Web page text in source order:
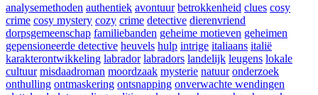
analysemethoden authentiek avontuur betrokkenheid clues cosy
crime cosy mystery cozy crime detective dierenvriend
dorpsgemeenschap familiebanden geheime motieven geheimen
gepensioneerde detective heuvels hulp intrige italiaans italië
karakterontwikkeling labrador labradors landelijk leugens lokale
cultuur misdaadroman moordzaak mysterie natuur onderzoek
onthulling ontmaskering ontsnapping onverwachte wendingen